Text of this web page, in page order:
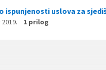
ispunjenosti uslova za
1 prilog